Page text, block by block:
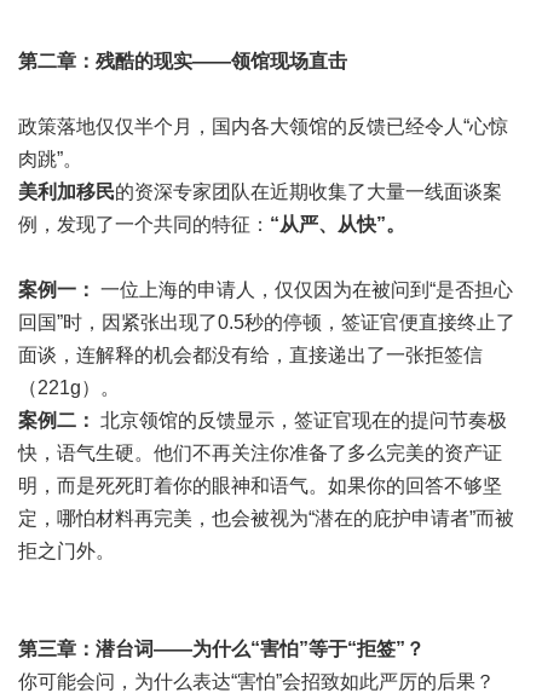
第二章：残酷的现实——领馆现场直击
政策落地仅仅半个月，国内各大领馆的反馈已经令人“心惊
肉跳”。
美利加移民的资深专家团队在近期收集了大量一线面谈案
例，发现了一个共同的特征： “从严、从快”。
案例一： 一位上海的申请人，仅仅因为在被问到“是否担心
回国”时，因紧张出现了0.5秒的停顿，签证官便直接终止了
面谈，连解释的机会都没有给，直接递出了一张拒签信
（221g）。
案例二： 北京领馆的反馈显示，签证官现在的提问节奏极
快，语气生硬。他们不再关注你准备了多么完美的资产证
明，而是死死盯着你的眼神和语气。如果你的回答不够坚
定，哪怕材料再完美，也会被视为“潜在的庇护申请者”而被
拒之门外。
第三章：潜台词——为什么“害怕”等于“拒签”？
你可能会问，为什么表达“害怕”会招致如此严厉的后果？